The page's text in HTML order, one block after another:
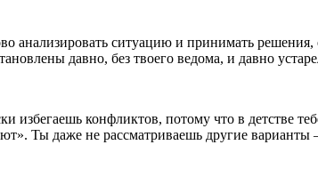
анализировать ситуацию и принимать
давно, без твоего ведома, и давно
избегаешь конфликтов, потому что в детстве
Ты даже не рассматриваешь другие варианты